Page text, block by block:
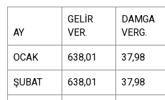
AY
GELİR
VER.
DAMGA
VERG.
OCAK 638,01 37,98
ŞUBAT 638,01 37,98